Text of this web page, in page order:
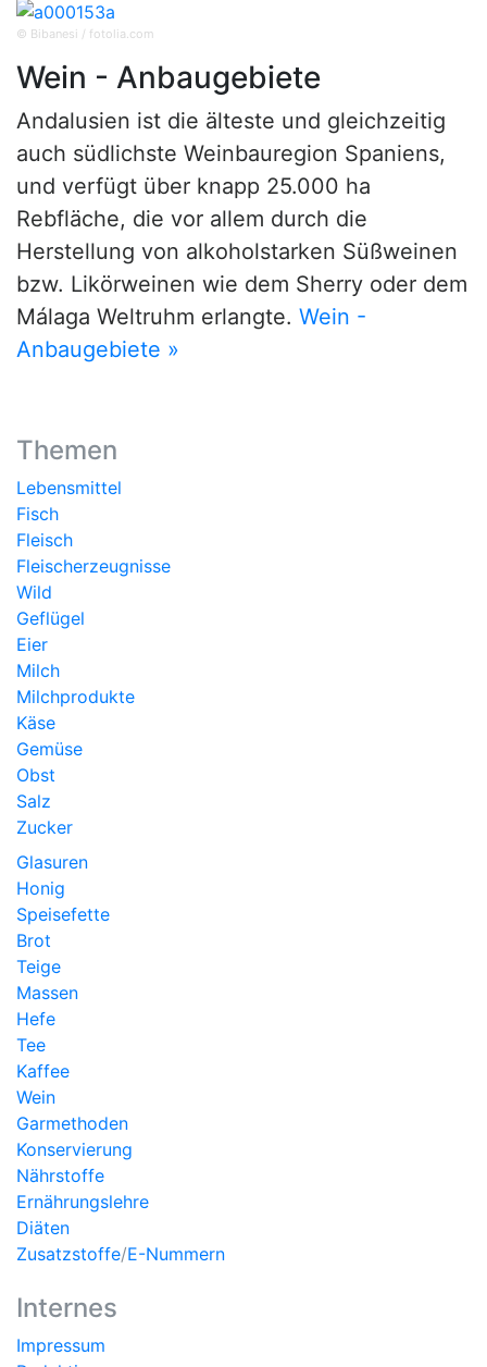
© Bibanesi / fotolia.com
Wein - Anbaugebiete
Andalusien ist die älteste und gleichzeitig
auch südlichste Weinbauregion Spaniens,
und verfügt über knapp 25.000 ha
Rebfläche, die vor allem durch die
Herstellung von alkoholstarken Süßweinen
bzw. Likörweinen wie dem Sherry oder dem
Málaga Weltruhm erlangte. Wein -
Anbaugebiete »
Themen
Lebensmittel
Fisch
Fleisch
Fleischerzeugnisse
Wild
Geflügel
Eier
Milch
Milchprodukte
Käse
Gemüse
Obst
Salz
Zucker
Glasuren
Honig
Speisefette
Brot
Teige
Massen
Hefe
Tee
Kaffee
Wein
Garmethoden
Konservierung
Nährstoffe
Ernährungslehre
Diäten
Zusatzstoffe/E-Nummern
Internes
Impressum